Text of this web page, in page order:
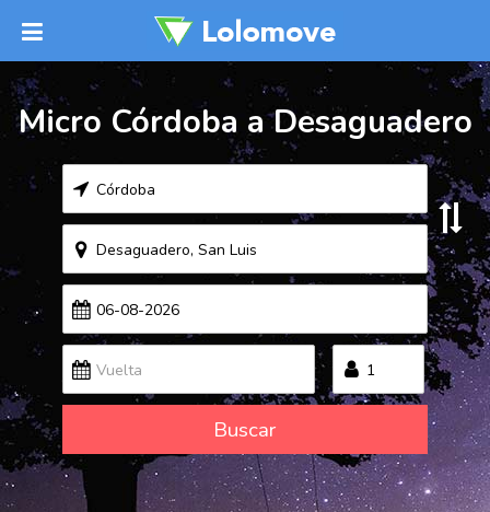
Micro Córdoba a Desaguadero
Buscar